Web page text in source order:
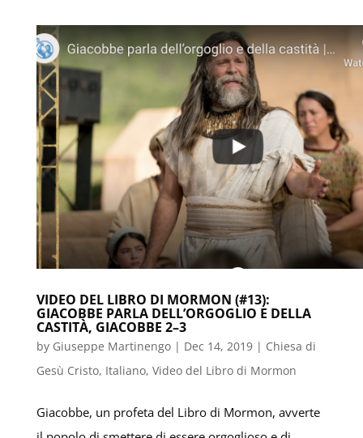
VIDEO DEL LIBRO DI MORMON (#13):
GIACOBBE PARLA DELL’ORGOGLIO E DELLA
CASTITÀ, GIACOBBE 2–3
by Giuseppe Martinengo| Dec 14, 2019| Chiesa di
Gesù Cristo, Italiano, Video del Libro di Mormon
Giacobbe, un profeta del Libro di Mormon, avverte